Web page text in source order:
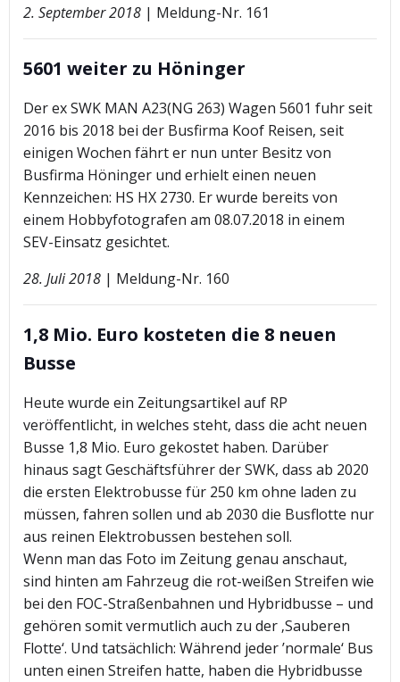
2. September 2018 | Meldung-Nr. 161
5601 weiter zu Höninger
Der ex SWK MAN A23(NG 263) Wagen 5601 fuhr seit
2016 bis 2018 bei der Busfirma Koof Reisen, seit
einigen Wochen fährt er nun unter Besitz von
Busfirma Höninger und erhielt einen neuen
Kennzeichen: HS HX 2730. Er wurde bereits von
einem Hobbyfotografen am 08.07.2018 in einem
SEV-Einsatz gesichtet.
28. Juli 2018 | Meldung-Nr. 160
1,8 Mio. Euro kosteten die 8 neuen
Busse
Heute wurde ein Zeitungsartikel auf RP
veröffentlicht, in welches steht, dass die acht neuen
Busse 1,8 Mio. Euro gekostet haben. Darüber
hinaus sagt Geschäftsführer der SWK, dass ab 2020
die ersten Elektrobusse für 250 km ohne laden zu
müssen, fahren sollen und ab 2030 die Busflotte nur
aus reinen Elektrobussen bestehen soll.
Wenn man das Foto im Zeitung genau anschaut,
sind hinten am Fahrzeug die rot-weißen Streifen wie
bei den FOC-Straßenbahnen und Hybridbusse – und
gehören somit vermutlich auch zu der ‚Sauberen
Flotte‘. Und tatsächlich: Während jeder ’normale‘ Bus
unten einen Streifen hatte, haben die Hybridbusse